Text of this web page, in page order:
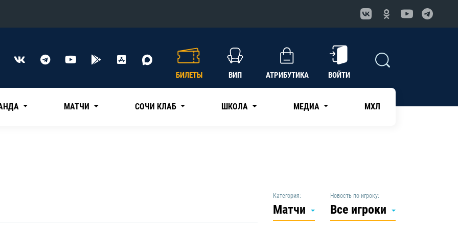
Конференция «Восток»
КХЛ
БИЛЕТЫ ВИП АТРИБУТИКА ВОЙТИ
МАТЧИ СОЧИ КЛАБ ШКОЛА МЕДИА МХЛ
Категория:
Матчи
Новость по игроку:
Все игроки